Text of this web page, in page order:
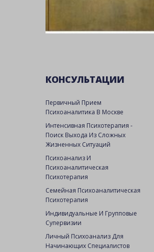
КОНСУЛЬТАЦИИ
Первичный Прием
Психоаналитика В Москве
Интенсивная Психотерапия -
Поиск Выхода Из Сложных
Жизненных Ситуаций
Психоанализ И
Психоаналитическая
Психотерапия
Семейная Психоаналитическая
Психотерапия
Индивидуальные И Групповые
Супервизии
Личный Психоанализ Для
Начинающих Специалистов